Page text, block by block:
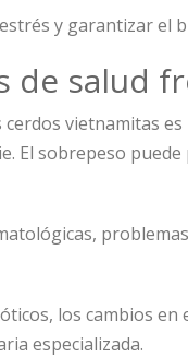
y garantizar el
de salud
vietnamitas
El sobrepeso
los cambios
especializada.